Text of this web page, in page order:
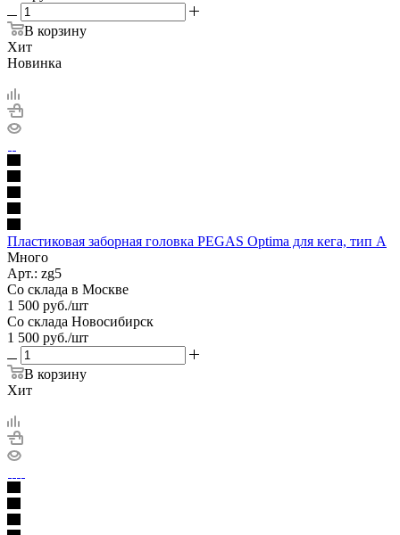
В корзину
Хит
Новинка
Пластиковая заборная головка PEGAS Optima для кега, тип А
Много
Арт.: zg5
Со склада в Москве
1 500 руб./шт
Со склада Новосибирск
1 500 руб./шт
В корзину
Хит